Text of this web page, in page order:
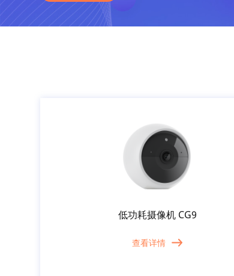
低功耗摄像机 CG9
查看详情